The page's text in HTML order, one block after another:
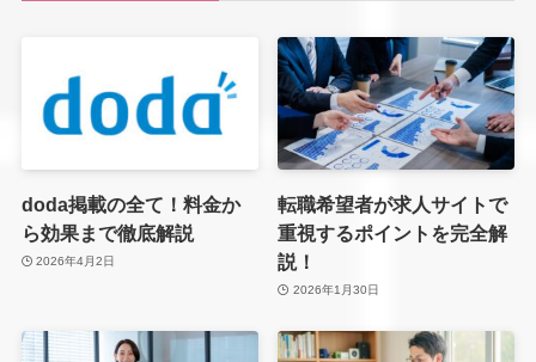
doda掲載の全て！料金か
ら効果まで徹底解説
2026年4月2日
転職希望者が求人サイトで
重視するポイントを完全解
説！
2026年1月30日